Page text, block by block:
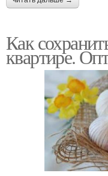
Как
квартире.